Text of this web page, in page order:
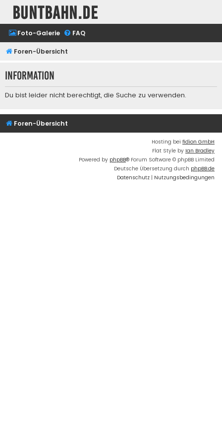
buntbahn.de
Foto-Galerie FAQ
Foren-Übersicht
Information
Du bist leider nicht berechtigt, die Suche zu verwenden.
Foren-Übersicht
Hosting bei fidion GmbH
Flat Style by Ian Bradley
Powered by phpBB® Forum Software © phpBB Limited
Deutsche Übersetzung durch phpBB.de
Datenschutz | Nutzungsbedingungen